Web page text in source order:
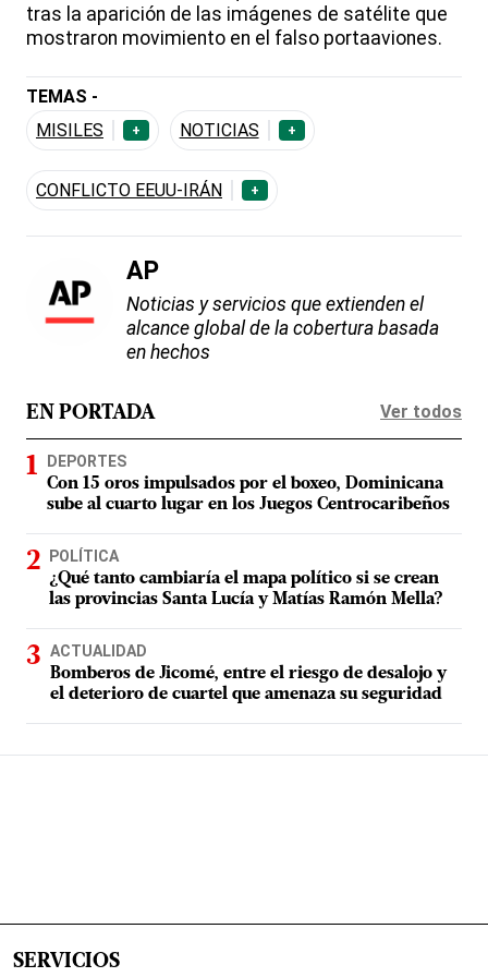
tras la aparición de las imágenes de satélite que
mostraron movimiento en el falso portaaviones.
TEMAS -
MISILES
+ NOTICIAS +
CONFLICTO EEUU-IRÁN +
AP
Noticias y servicios que extienden el
alcance global de la cobertura basada
en hechos
EN PORTADA Ver todos
DEPORTES
Con 15 oros impulsados por el boxeo, Dominicana
sube al cuarto lugar en los Juegos Centrocaribeños
POLÍTICA
¿Qué tanto cambiaría el mapa político si se crean
las provincias Santa Lucía y Matías Ramón Mella?
ACTUALIDAD
Bomberos de Jicomé, entre el riesgo de desalojo y
el deterioro de cuartel que amenaza su seguridad
SERVICIOS